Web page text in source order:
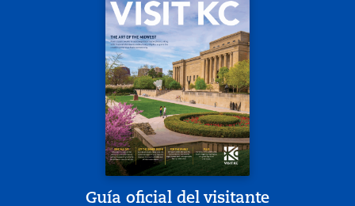
Guía oficial del visitante